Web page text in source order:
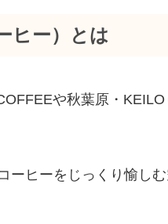
ヒー）とは
や秋葉原・
ーヒーをじっくり愉し